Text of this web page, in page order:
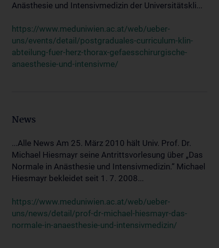
Anästhesie und Intensivmedizin der Universitätskli...
https://www.meduniwien.ac.at/web/ueber-
uns/events/detail/postgraduales-curriculum-klin-
abteilung-fuer-herz-thorax-gefaesschirurgische-
anaesthesie-und-intensivme/
News
...Alle News Am 25. März 2010 hält Univ. Prof. Dr.
Michael Hiesmayr seine Antrittsvorlesung über „Das
Normale in Anästhesie und Intensivmedizin.“ Michael
Hiesmayr bekleidet seit 1. 7. 2008...
https://www.meduniwien.ac.at/web/ueber-
uns/news/detail/prof-dr-michael-hiesmayr-das-
normale-in-anaesthesie-und-intensivmedizin/